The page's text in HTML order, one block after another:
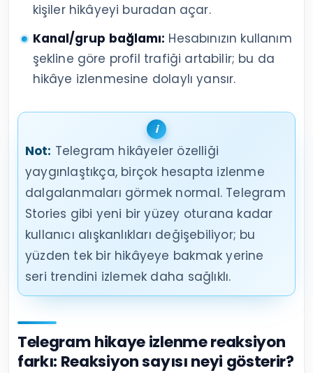
kişiler hikâyeyi buradan açar.
Kanal/grup bağlamı: Hesabınızın kullanım
şekline göre profil trafiği artabilir; bu da
hikâye izlenmesine dolaylı yansır.
Not: Telegram hikâyeler özelliği
yaygınlaştıkça, birçok hesapta izlenme
dalgalanmaları görmek normal. Telegram
Stories gibi yeni bir yüzey oturana kadar
kullanıcı alışkanlıkları değişebiliyor; bu
yüzden tek bir hikâyeye bakmak yerine
seri trendini izlemek daha sağlıklı.
Telegram hikaye izlenme reaksiyon
farkı: Reaksiyon sayısı neyi gösterir?